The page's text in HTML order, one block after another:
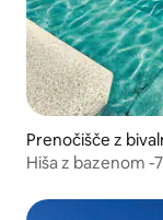
Prenočišče z
dio
Hiša z bazenom -